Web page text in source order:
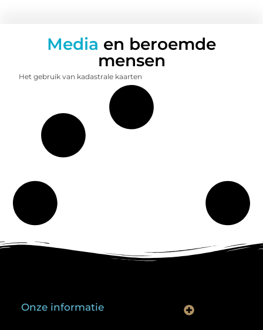
Media en beroemde
mensen
Het gebruik van kadastrale kaarten
Onze informatie